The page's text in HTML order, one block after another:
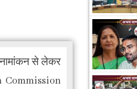
से लेकर
Commission